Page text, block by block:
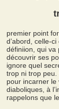
premier point
d’abord, celle-
définiion, qui va
découvrir ses
ignore quel
trop ni trop
pour incarner le
diaboliques, à
rappelons que